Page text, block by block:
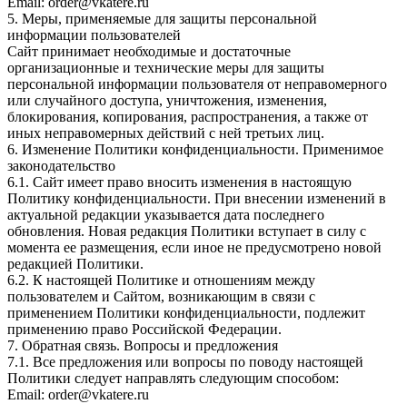
5. Меры, применяемые для защиты персональной
информации пользователей
Сайт принимает необходимые и достаточные
организационные и технические меры для защиты
персональной информации пользователя от неправомерного
или случайного доступа, уничтожения, изменения,
блокирования, копирования, распространения, а также от
иных неправомерных действий с ней третьих лиц.
6. Изменение Политики конфиденциальности. Применимое
законодательство
6.1. Сайт имеет право вносить изменения в настоящую
Политику конфиденциальности. При внесении изменений в
актуальной редакции указывается дата последнего
обновления. Новая редакция Политики вступает в силу с
момента ее размещения, если иное не предусмотрено новой
редакцией Политики.
6.2. К настоящей Политике и отношениям между
пользователем и Сайтом, возникающим в связи с
применением Политики конфиденциальности, подлежит
применению право Российской Федерации.
7. Обратная связь. Вопросы и предложения
7.1. Все предложения или вопросы по поводу настоящей
Политики следует направлять следующим способом:
Email: order@vkatere.ru